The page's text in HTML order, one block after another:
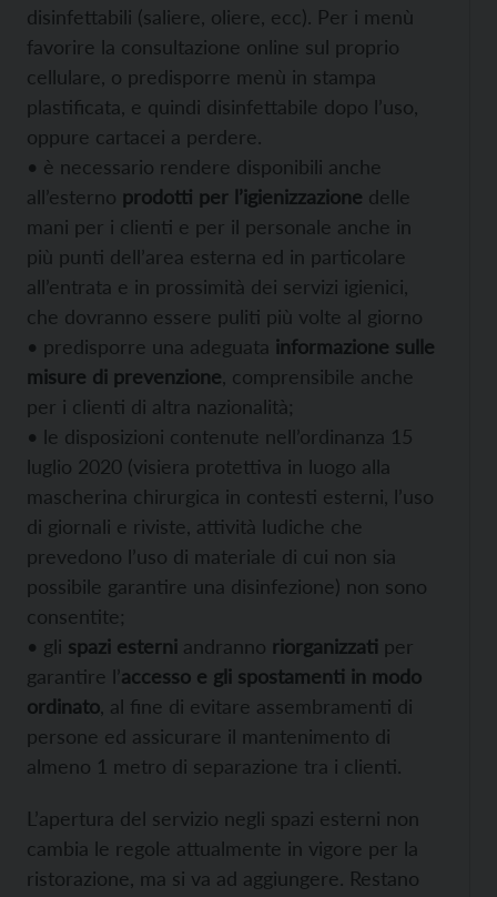
disinfettabili (saliere, oliere, ecc). Per i menù
favorire la consultazione online sul proprio
cellulare, o predisporre menù in stampa
plastificata, e quindi disinfettabile dopo l’uso,
oppure cartacei a perdere.
• è necessario rendere disponibili anche
all’esterno prodotti per l’igienizzazione delle
mani per i clienti e per il personale anche in
più punti dell’area esterna ed in particolare
all’entrata e in prossimità dei servizi igienici,
che dovranno essere puliti più volte al giorno
• predisporre una adeguata informazione sulle
misure di prevenzione , comprensibile anche
per i clienti di altra nazionalità;
• le disposizioni contenute nell’ordinanza 15
luglio 2020 (visiera protettiva in luogo alla
mascherina chirurgica in contesti esterni, l’uso
di giornali e riviste, attività ludiche che
prevedono l’uso di materiale di cui non sia
possibile garantire una disinfezione) non sono
consentite;
• gli spazi esterni andranno riorganizzati per
garantire l’accesso e gli spostamenti in modo
ordinato , al fine di evitare assembramenti di
persone ed assicurare il mantenimento di
almeno 1 metro di separazione tra i clienti.
L’apertura del servizio negli spazi esterni non
cambia le regole attualmente in vigore per la
ristorazione, ma si va ad aggiungere. Restano